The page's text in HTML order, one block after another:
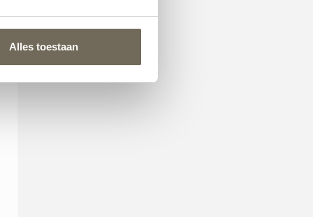
Alles toestaan dat
voor u klaar om te
gaan we uw
u stap voor stap door
en kijken met u naar de
benodigd zijn. Of u
of juist een